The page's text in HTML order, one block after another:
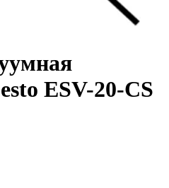
ESV-20-CS